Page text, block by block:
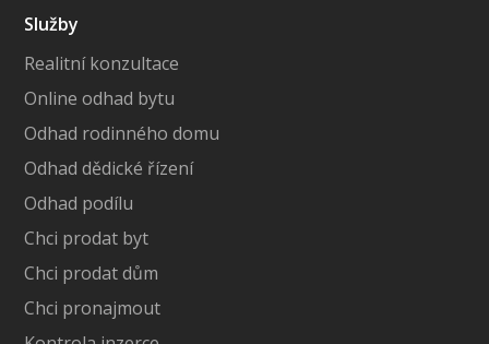
Služby
Realitní konzultace
Online odhad bytu
Odhad rodinného domu
Odhad dědické řízení
Odhad podílu
Chci prodat byt
Chci prodat dům
Chci pronajmout